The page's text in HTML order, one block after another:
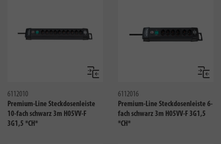
Vergleichen
6112010
Premium-Line Steckdosenleiste
10-fach schwarz 3m H05VV-F
3G1,5 *CH*
6112016
Premium-Line Steckdosenleiste 6-
fach schwarz 3m H05VV-F 3G1,5
*CH*